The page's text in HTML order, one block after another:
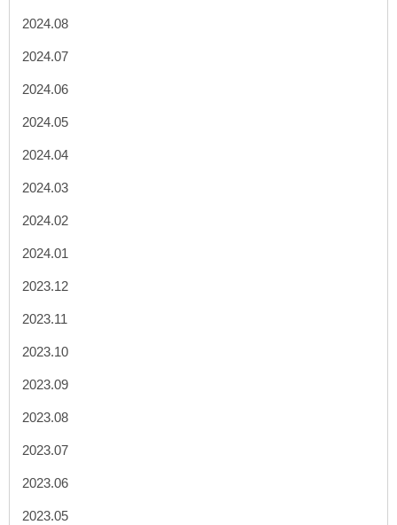
2024.08
2024.07
2024.06
2024.05
2024.04
2024.03
2024.02
2024.01
2023.12
2023.11
2023.10
2023.09
2023.08
2023.07
2023.06
2023.05